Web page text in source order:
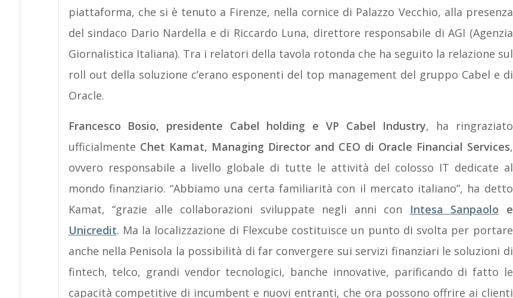
piattaforma, che si è tenuto a Firenze, nella cornice di Palazzo Vecchio, alla presenza
del sindaco Dario Nardella e di Riccardo Luna, direttore responsabile di AGI (Agenzia
Giornalistica Italiana). Tra i relatori della tavola rotonda che ha seguito la relazione sul
roll out della soluzione c’erano esponenti del top management del gruppo Cabel e di
Oracle.
Francesco Bosio, presidente Cabel holding e VP Cabel Industry, ha ringraziato
ufficialmente Chet Kamat, Managing Director and CEO di Oracle Financial Services,
ovvero responsabile a livello globale di tutte le attività del colosso IT dedicate al
mondo finanziario. “Abbiamo una certa familiarità con il mercato italiano”, ha detto
Kamat, “grazie alle collaborazioni sviluppate negli anni con Intesa Sanpaolo e
Unicredit. Ma la localizzazione di Flexcube costituisce un punto di svolta per portare
anche nella Penisola la possibilità di far convergere sui servizi finanziari le soluzioni di
fintech, telco, grandi vendor tecnologici, banche innovative, parificando di fatto le
capacità competitive di incumbent e nuovi entranti, che ora possono offrire ai clienti